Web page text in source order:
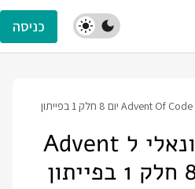
כניסה
פיתרון פונקציונאלי ל Advent